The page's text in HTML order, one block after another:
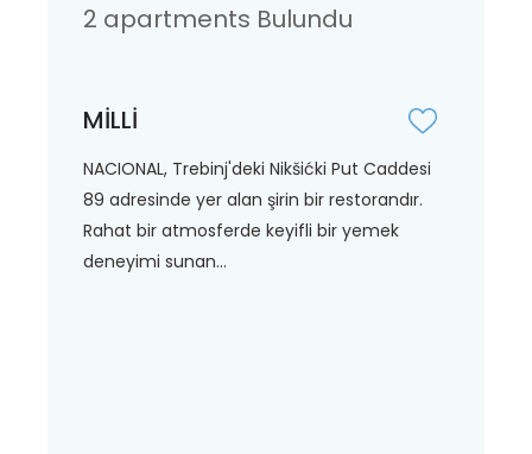
2 apartments Bulundu
MİLLİ
NACIONAL, Trebinj'deki Nikšićki Put Caddesi
89 adresinde yer alan şirin bir restorandır.
Rahat bir atmosferde keyifli bir yemek
deneyimi sunan...